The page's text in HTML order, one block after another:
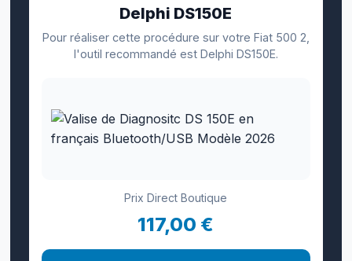
Delphi DS150E
Pour réaliser cette procédure sur votre Fiat 500 2,
l'outil recommandé est Delphi DS150E.
Prix Direct Boutique
117,00 €